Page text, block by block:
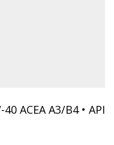
ACEA A3/B4 • API